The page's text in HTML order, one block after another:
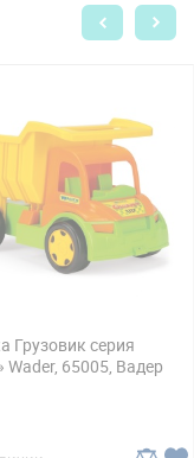
Грузовик серия
Wader, 65005, Вадер